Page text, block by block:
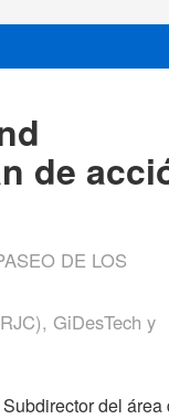
de
DE LOS
GiDesTech y
del área